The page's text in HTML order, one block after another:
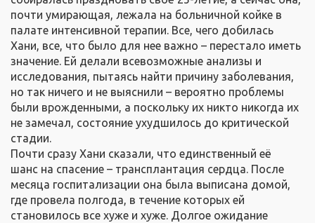
почти умирающая, лежала на больничной койке в
палате интенсивной терапии. Все, чего добилась
Хани, все, что было для нее важно – перестало иметь
значение. Ей делали всевозможные анализы и
исследования, пытаясь найти причину заболевания,
но так ничего и не выяснили – вероятно проблемы
были врожденными, а поскольку их никто никогда их
не замечал, состояние ухудшилось до критической
стадии.
Почти сразу Хани сказали, что единственный её
шанс на спасение – трансплантация сердца. После
месяца госпитализации она была выписана домой,
где провела полгода, в течение которых ей
становилось все хуже и хуже. Долгое ожидание